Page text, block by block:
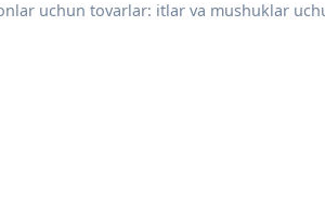
uchun tovarlar: itlar va mushuklar